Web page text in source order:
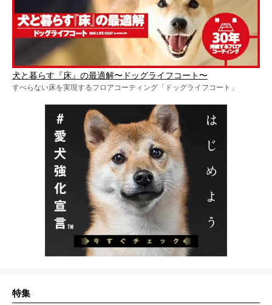
犬と暮らす『床』の最適解〜ドッグライフコート〜
すべらない床を実現するフロアコーティング「ドッグライフコート」
特集